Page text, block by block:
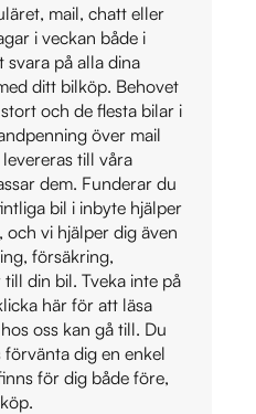
mail, chatt eller
i veckan både i
på alla dina
ditt bilköp. Behovet
och de flesta bilar i
över mail
till våra
dem. Funderar du
bil i inbyte hjälper
och vi hjälper dig även
försäkring,
din bil. Tveka inte på
här för att läsa
oss kan gå till. Du
dig en enkel
för dig både före,